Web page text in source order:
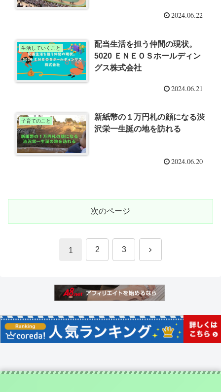
2024.06.22
生活していくこと
配当生活を担う仲間の現状。
5020 ＥＮＥＯＳホールディン
グス株式会社
2024.06.21
子育てのこと
新紙幣の１万円札の顔になる渋
沢栄一生誕の地を訪れる
2024.06.20
次のページ
1 2 3 次